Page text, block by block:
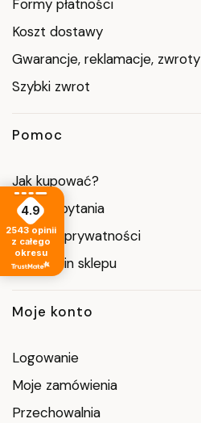
Formy płatności
Koszt dostawy
Gwarancje, reklamacje, zwroty
Szybki zwrot
Pomoc
Jak kupować?
Częste pytania
Polityka prywatności
Regulamin sklepu
Moje konto
Logowanie
Moje zamówienia
Przechowalnia
4.9
2543 opinii
z całego
okresu